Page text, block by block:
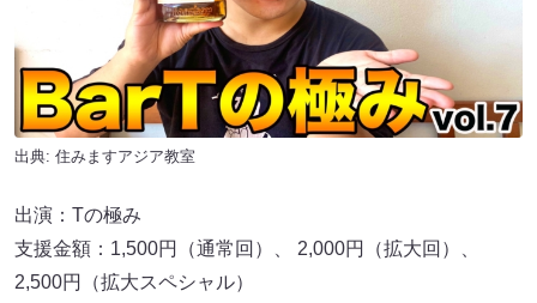
出典: 住みますアジア教室
出演：Tの極み
支援金額：1,500円（通常回）、 2,000円（拡大回）、
2,500円（拡大スペシャル）